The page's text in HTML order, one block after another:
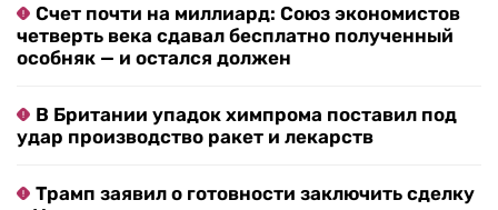
Счет почти на миллиард: Союз экономистов
четверть века сдавал бесплатно полученный
особняк — и остался должен
В Британии упадок химпрома поставил под
удар производство ракет и лекарств
Трамп заявил о готовности заключить сделку